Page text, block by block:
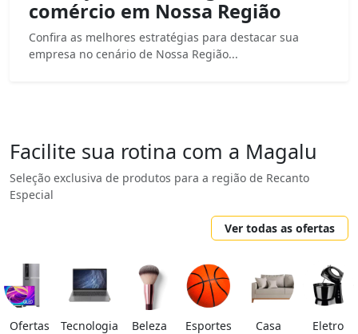
comércio em Nossa Região
Confira as melhores estratégias para destacar sua
empresa no cenário de Nossa Região...
Facilite sua rotina com a Magalu
Seleção exclusiva de produtos para a região de Recanto
Especial
Ver todas as ofertas
Ofertas Tecnologia Beleza Esportes Casa Eletro